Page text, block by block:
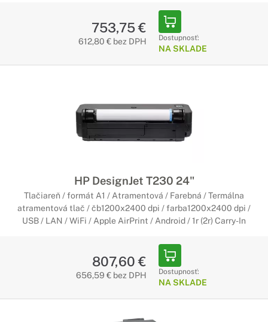
753,75 €
612,80 € bez DPH Dostupnosť:
NA SKLADE
HP DesignJet T230 24"
Tlačiareň / formát A1 / Atramentová / Farebná / Termálna
atramentová tlač / čb1200x2400 dpi / farba1200x2400 dpi /
USB / LAN / WiFi / Apple AirPrint / Android / 1r (2r) Carry-In
807,60 €
656,59 € bez DPH Dostupnosť:
NA SKLADE